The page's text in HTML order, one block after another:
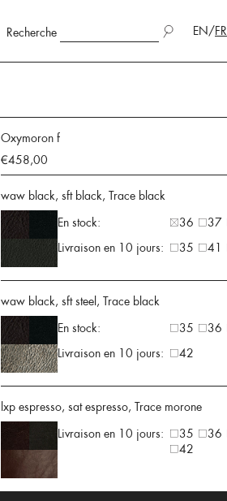
Recherche EN/FR
Oxymoron f
€458,00
waw black, sft black, Trace black
En stock:
36 37
Livraison en 10 jours:
35 41
waw black, sft steel, Trace black
En stock:
35 36
Livraison en 10 jours:
42
lxp espresso, sat espresso, Trace morone
Livraison en 10 jours:
35 36
42